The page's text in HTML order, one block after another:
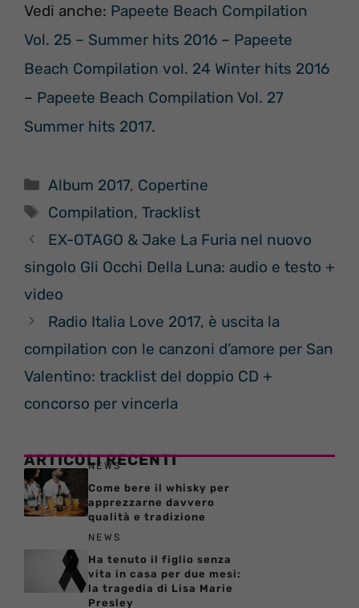
Vedi anche: Papeete Beach Compilation
Vol. 25 – Summer hits 2016 – Papeete
Beach Compilation vol. 24 Winter hits 2016
– Papeete Beach Compilation Vol. 27
Summer hits 2017.
Categorie
Album 2017, Copertine
Tag
Compilation,Tracklist
EX-OTAGO & Jake La Furia nel nuovo
singolo Gli Occhi Della Luna: audio e testo +
video
Radio Italia Love 2017, è uscita la
compilation con le canzoni d’amore per San
Valentino: tracklist del doppio CD +
concorso per vincerla
ARTICOLI RECENTI
NEWS
Come bere il whisky per
apprezzarne davvero
qualità e tradizione
NEWS
Ha tenuto il figlio senza
vita in casa per due mesi:
la tragedia di Lisa Marie
Presley